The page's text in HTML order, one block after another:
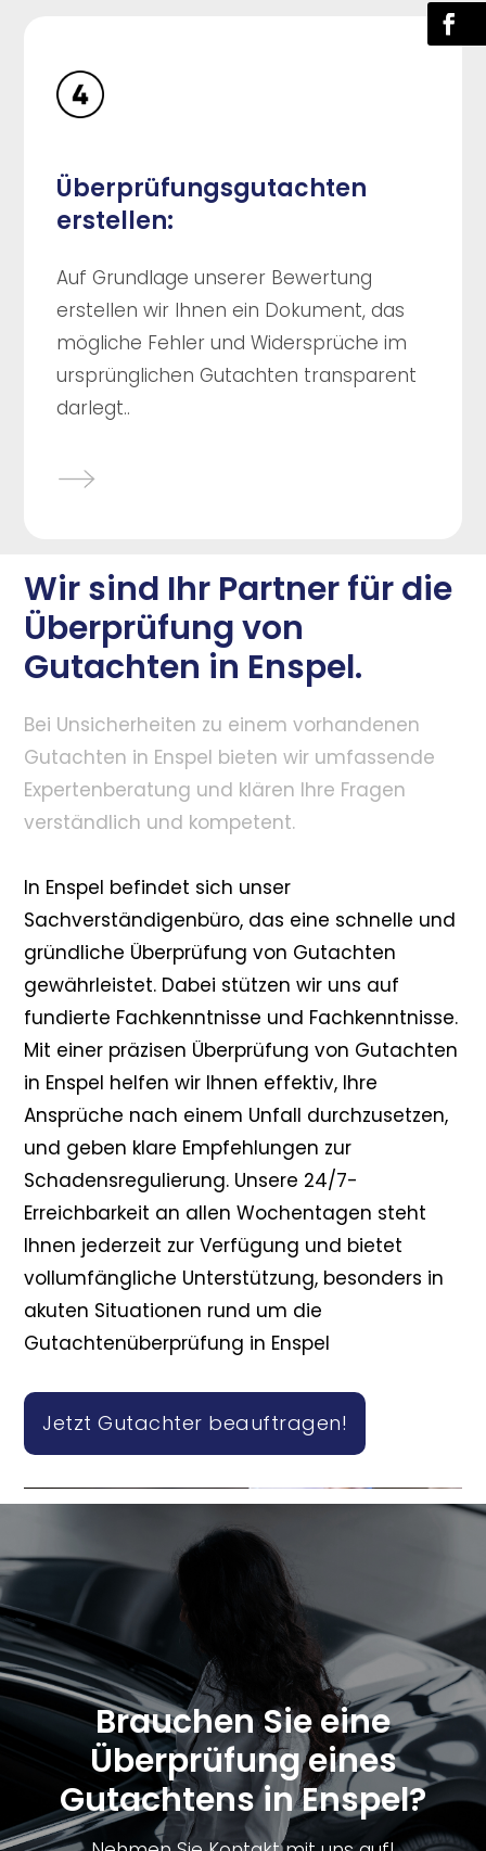
Überprüfungsgutachten
erstellen:
Auf Grundlage unserer Bewertung
erstellen wir Ihnen ein Dokument, das
mögliche Fehler und Widersprüche im
ursprünglichen Gutachten transparent
darlegt..
Wir sind Ihr Partner für die
Überprüfung von
Gutachten in Enspel.
Bei Unsicherheiten zu einem vorhandenen
Gutachten in Enspel bieten wir umfassende
Expertenberatung und klären Ihre Fragen
verständlich und kompetent.
In Enspel befindet sich unser
Sachverständigenbüro, das eine schnelle und
gründliche Überprüfung von Gutachten
gewährleistet. Dabei stützen wir uns auf
fundierte Fachkenntnisse und Fachkenntnisse.
Mit einer präzisen Überprüfung von Gutachten
in Enspel helfen wir Ihnen effektiv, Ihre
Ansprüche nach einem Unfall durchzusetzen,
und geben klare Empfehlungen zur
Schadensregulierung. Unsere 24/7-
Erreichbarkeit an allen Wochentagen steht
Ihnen jederzeit zur Verfügung und bietet
vollumfängliche Unterstützung, besonders in
akuten Situationen rund um die
Gutachtenüberprüfung in Enspel
Jetzt Gutachter beauftragen!
Brauchen Sie eine
Überprüfung eines
Gutachtens in Enspel?